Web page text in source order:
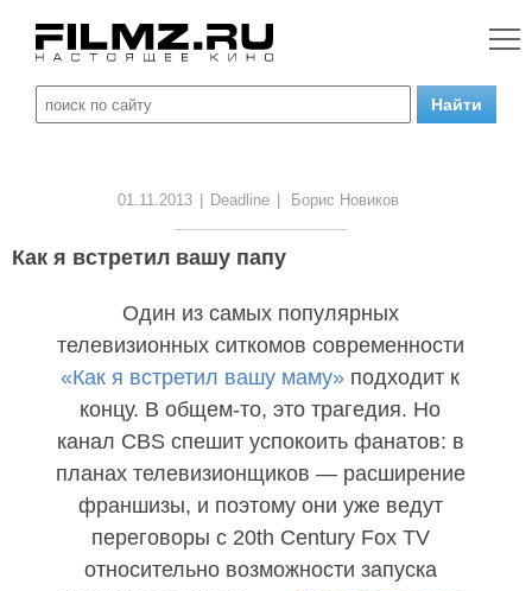
01.11.2013 Deadline Борис Новиков
Как я встретил вашу папу
Один из самых популярных
телевизионных ситкомов современности
«Как я встретил вашу маму» подходит к
концу. В общем-то, это трагедия. Но
канал CBS спешит успокоить фанатов: в
планах телевизионщиков — расширение
франшизы, и поэтому они уже ведут
переговоры с 20th Century Fox TV
относительно возможности запуска